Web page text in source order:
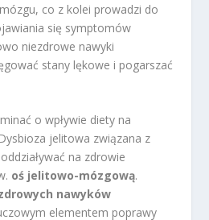
co z kolei prowadzi do
się symptomów
niezdrowe nawyki
stany lękowe i pogarszać
o wpływie diety na
jelitowa związana z
na zdrowie
oś jelitowo-mózgową.
nawyków
elementem poprawy